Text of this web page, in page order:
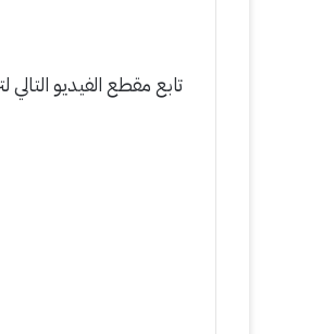
تابع مقطع الفيديو